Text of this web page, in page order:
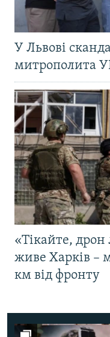
У Львові
митрополита
«Тікайте,
живе Харків –
км від фронту